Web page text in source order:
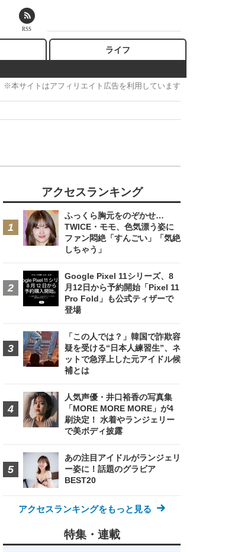
ライフ
※本サイトはアフィリエイト広告を利用しています
アクセスランキング
ふっくら胸元をのぞかせ…
TWICE・モモ、色気漂う姿に
ファン悶絶「すんごい」「気絶
しちゃう」
Google Pixel 11シリーズ、8
月12日から予約開始「Pixel 11
Pro Fold」も公式ティザーで
登場
「この人では？」韓国で詐欺容
疑を受ける“日本人練習生”、ネ
ットで急浮上した元アイドル候
補とは
人気声優・井口裕香の写真集
「MORE MORE MORE」が4
刷決定！ 水着やランジェリー
で美ボディ披露
あの注目アイドルがランジェリ
ー姿に！話題のグラビア
BEST20
アクセスランキングをもっと見る
特集・連載
RSS